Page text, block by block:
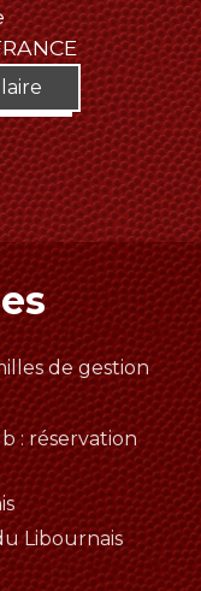
de gestion
: réservation
Libournais